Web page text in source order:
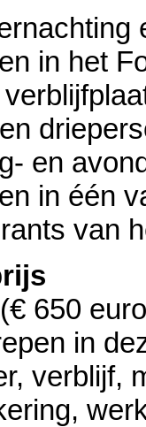
in het
en
in één
van
650
in
verblijf,